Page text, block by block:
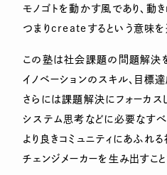
モノゴトを動かす風であり、動
つまりcreateするという意味を
この塾は​社会課題の問題解決を
イノベーションのスキル、目標
さらには課題解決にフォーカス
システム思考などに必要なす
より良きコミュニティにあふれ
チェンジメーカーを生み出すこ